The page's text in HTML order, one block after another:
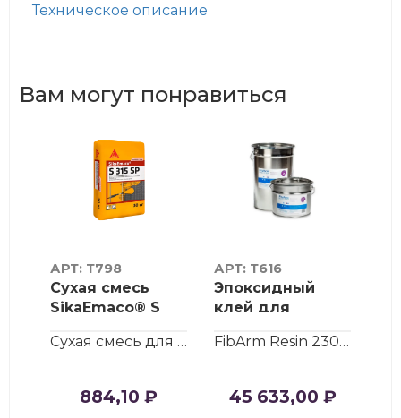
Техническое описание
Вам могут понравиться
АРТ: Т798
Сухая смесь
SikaEmaco® S
(MasterEmaco® S
30 кг)
Сухая смесь для торкретирования, готовая к применению, предназна...
884,10 ₽
АРТ: Т616
Эпоксидный
клей для
Resin 230+
FibArm Resin 230+ — эпоксидный двухкомпонентный состав с улучшен...
45 633,00 ₽